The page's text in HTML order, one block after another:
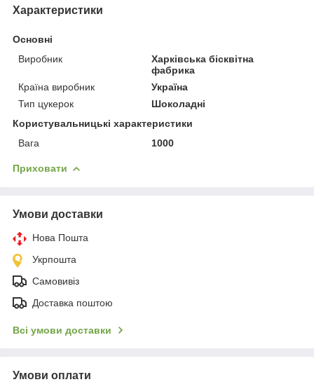
Характеристики
Основні
Виробник
Харківська бісквітна
фабрика
Країна виробник
Україна
Тип цукерок
Шоколадні
Користувальницькі характеристики
Вага
1000
Приховати
Умови доставки
Нова Пошта
Укрпошта
Самовивіз
Доставка поштою
Всі умови доставки
Умови оплати